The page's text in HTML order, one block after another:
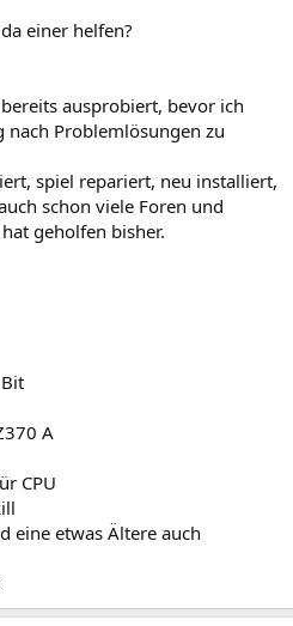
einer helfen?
ausprobiert, bevor ich
Problemlösungen zu
spiel repariert, neu installiert,
schon viele Foren und
geholfen bisher.
A
CPU
eine etwas Ältere auch